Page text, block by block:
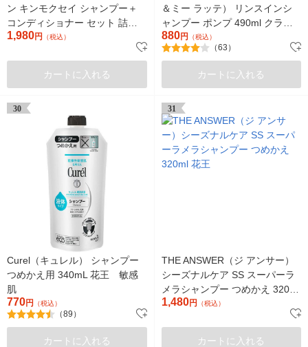
ン キンモクセイ シャンプー＋
コンディショナー セット 詰替
特大 各840g
1,980円 （税込）
カートに入れる
＆ミー ラッテ） リンスインシ
ャンプー ポンプ 490ml クラシ
エ
880円 （税込）
（63）
カートに入れる
30
Curel（キュレル） シャンプー
つめかえ用 340mL 花王 敏感
肌
770円 （税込）
（89）
カートに入れる
31
THE ANSWER（ジ アンサー）
シーズナルケア SS スーパーラ
メラシャンプー つめかえ 320ml
花王
1,480円 （税込）
カートに入れる